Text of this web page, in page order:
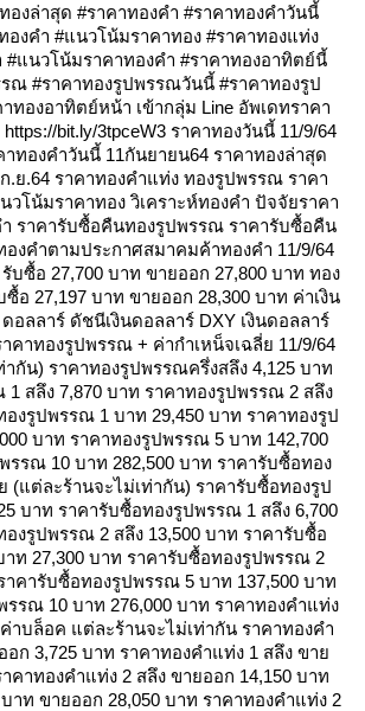
องล่าสุด #ราคาทองคำ #ราคาทองคำวันนี้
องคำ #แนวโน้มราคาทอง #ราคาทองแท่ง
#แนวโน้มราคาทองคำ #ราคาทองอาทิตย์นี้
ณ #ราคาทองรูปพรรณวันนี้ #ราคาทองรูป
ทองอาทิตย์หน้า เข้ากลุ่ม Line อัพเดทราคา
bit.ly/3tpceW3 ราคาทองวันนี้ 11/9/64
าทองคำวันนี้ 11กันยายน64 ราคาทองล่าสุด
.ย.64 ราคาทองคำแท่ง ทองรูปพรรณ ราคา
วโน้มราคาทอง วิเคราะห์ทองคำ ปัจจัยราคา
ำ ราคารับซื้อคืนทองรูปพรรณ ราคารับซื้อคืน
งคำตามประกาศสมาคมค้าทองคำ 11/9/64
บซื้อ 27,700 บาท ขายออก 27,800 บาท ทอง
อ 27,197 บาท ขายออก 28,300 บาท ค่าเงิน
อลลาร์ ดัชนีเงินดอลลาร์ DXY เงินดอลลาร์
คาทองรูปพรรณ + ค่ากำเหน็จเฉลี่ย 11/9/64
ากัน) ราคาทองรูปพรรณครึ่งสลึง 4,125 บาท
1 สลึง 7,870 บาท ราคาทองรูปพรรณ 2 สลึง
องรูปพรรณ 1 บาท 29,450 บาท ราคาทองรูป
บาท ราคาทองรูปพรรณ 5 บาท 142,700
รรณ 10 บาท 282,500 บาท ราคารับซื้อทอง
(แต่ละร้านจะไม่เท่ากัน) ราคารับซื้อทองรูป
บาท ราคารับซื้อทองรูปพรรณ 1 สลึง 6,700
งรูปพรรณ 2 สลึง 13,500 บาท ราคารับซื้อ
ท 27,300 บาท ราคารับซื้อทองรูปพรรณ 2
าคารับซื้อทองรูปพรรณ 5 บาท 137,500 บาท
รรณ 10 บาท 276,000 บาท ราคาทองคำแท่ง
าบล็อค แต่ละร้านจะไม่เท่ากัน ราคาทองคำ
ก 3,725 บาท ราคาทองคำแท่ง 1 สลึง ขา
คาทองคำแท่ง 2 สลึง ขายออก 14,150 บาท
าท ขายออก 28,050 บาท ราคาทองคำแท่ง 2